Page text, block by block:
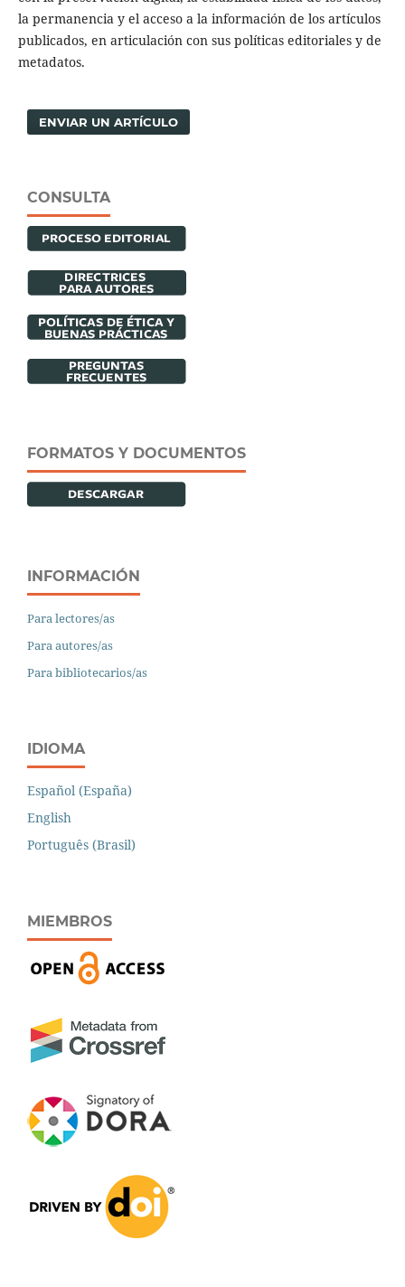
la permanencia y el acceso a la información de los artículos
publicados, en articulación con sus políticas editoriales y de
metadatos.
ENVIAR UN ARTÍCULO
CONSULTA
FORMATOS Y DOCUMENTOS
INFORMACIÓN
Para lectores/as
Para autores/as
Para bibliotecarios/as
IDIOMA
Español (España)
English
Português (Brasil)
MIEMBROS